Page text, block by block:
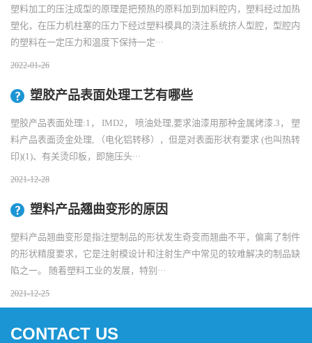
塑料加工的压注成型的原理是把预热的原料加到加料腔内，塑料经过加热
塑化，在压力机柱塞的压力下经过塑料模具的浇注系统挤人型腔，型腔内
的塑料在一定压力和温度下保持一定···
2022-01-26
塑胶产品表面处理工艺有哪些
塑胶产品表面处理:1， IMD2， 喷油处理,要求油漆用那种金属烤漆.3， 塑
料产品表面烫金处理, （电化铝转移），但是对表面形状有要求 (也叫热转
印)(1)、有关烫印板，即施压头···
2021-12-28
塑料产品翘曲变形的原因
塑料产品翘曲变形是指注塑制品的形状发生奇变而翘曲不平，偏离了制件
的形状精度要求，它是注射模设计和注射生产中常见的较难解决的制品缺
陷之一。 随着塑料工业的发展，特别···
2021-12-25
CONTACT US